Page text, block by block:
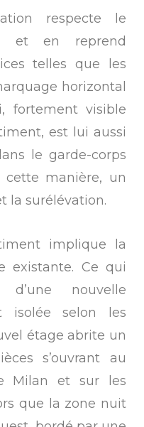
respecte le
et en reprend
telles que les
horizontal
fortement visible
est lui aussi
le garde-corps
cette manière, un
la surélévation.
implique la
existante. Ce qui
nouvelle
isolée selon les
étage abrite un
s’ouvrant au
Milan et sur les
que la zone nuit